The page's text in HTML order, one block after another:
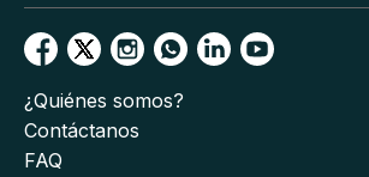
¿Quiénes somos?
Contáctanos
FAQ